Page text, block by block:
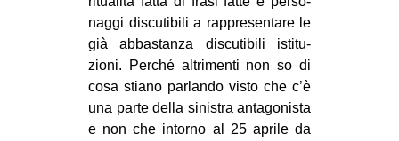
MONDO
EVENTI
in
naggi discu­ti­bili a rap­pre­sen­tare le
già abba­stanza discu­ti­bili isti­tu­
zioni. Per­ché altri­menti non so di
cosa stiano par­lando visto che c’è
una parte della sini­stra anta­go­ni­sta
e non che intorno al 25 aprile da